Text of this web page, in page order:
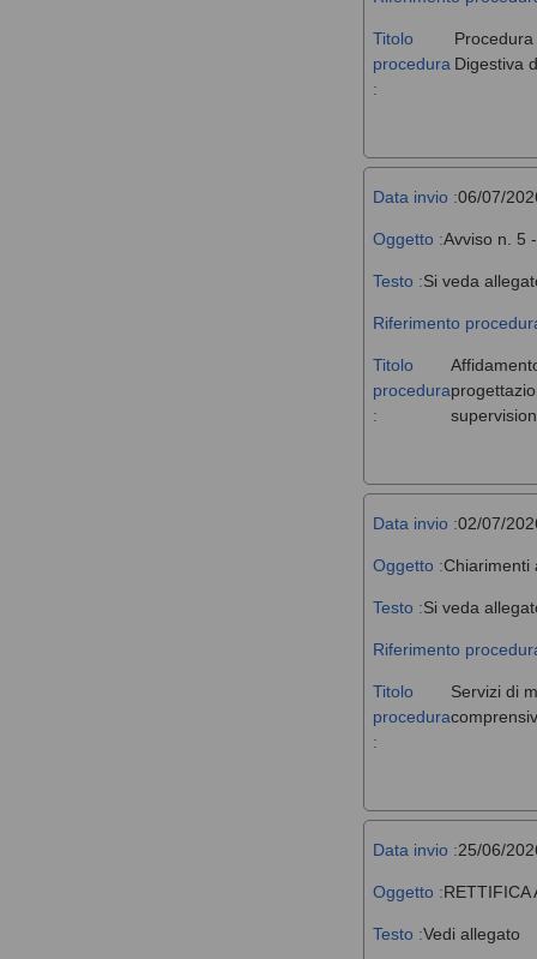
Titolo
procedura
:
Digestiva
Data invio :06/07/
Oggetto :Avviso n. 5
Testo :Si veda
Riferimento
Titolo
procedura
:
Data invio :02/07/
Oggetto :Chiarimenti
Testo :Si veda
Riferimento
Titolo
procedura
:
Servizi di
Data invio :25/06/
Oggetto :RETTIFICA
Testo :Vedi allegato